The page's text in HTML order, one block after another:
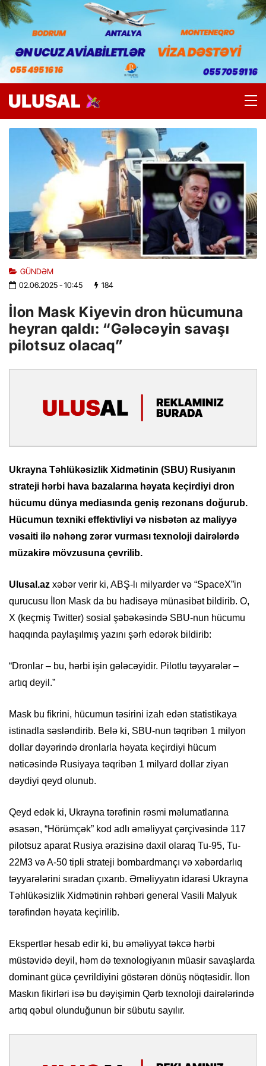
GÜNDƏM
02.06.2025- 10:45 184
İlon Mask Kiyevin dron hücumuna
heyran qaldı: “Gələcəyin savaşı
pilotsuz olacaq”
Ukrayna Təhlükəsizlik Xidmətinin (SBU) Rusiyanın
strateji hərbi hava bazalarına həyata keçirdiyi dron
hücumu dünya mediasında geniş rezonans doğurub.
Hücumun texniki effektivliyi və nisbətən az maliyyə
vəsaiti ilə nəhəng zərər vurması texnoloji dairələrdə
müzakirə mövzusuna çevrilib.
Ulusal.az xəbər verir ki, ABŞ-lı milyarder və “SpaceX”in
qurucusu İlon Mask da bu hadisəyə münasibət bildirib. O,
X (keçmiş Twitter) sosial şəbəkəsində SBU-nun hücumu
haqqında paylaşılmış yazını şərh edərək bildirib:
“Dronlar – bu, hərbi işin gələcəyidir. Pilotlu təyyarələr –
artıq deyil.”
Mask bu fikrini, hücumun təsirini izah edən statistikaya
istinadla səsləndirib. Belə ki, SBU-nun təqribən 1 milyon
dollar dəyərində dronlarla həyata keçirdiyi hücum
nəticəsində Rusiyaya təqribən 1 milyard dollar ziyan
dəydiyi qeyd olunub.
Qeyd edək ki, Ukrayna tərəfinin rəsmi məlumatlarına
əsasən, “Hörümçək” kod adlı əməliyyat çərçivəsində 117
pilotsuz aparat Rusiya ərazisinə daxil olaraq Tu-95, Tu-
22M3 və A-50 tipli strateji bombardmançı və xəbərdarlıq
təyyarələrini sıradan çıxarıb. Əməliyyatın idarəsi Ukrayna
Təhlükəsizlik Xidmətinin rəhbəri general Vasili Malyuk
tərəfindən həyata keçirilib.
Ekspertlər hesab edir ki, bu əməliyyat təkcə hərbi
müstəvidə deyil, həm də texnologiyanın müasir savaşlarda
dominant gücə çevrildiyini göstərən dönüş nöqtəsidir. İlon
Maskın fikirləri isə bu dəyişimin Qərb texnoloji dairələrində
artıq qəbul olunduğunun bir sübutu sayılır.